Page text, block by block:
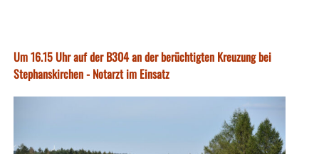
Um 16.15 Uhr auf der B304 an der berüchtigten Kreuzung bei
Stephanskirchen - Notarzt im Einsatz